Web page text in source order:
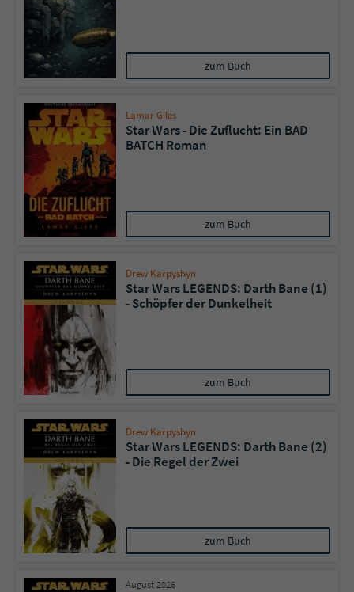
zum Buch
Lamar Giles
Star Wars - Die Zuflucht: Ein BAD
BATCH Roman
zum Buch
Drew Karpyshyn
Star Wars LEGENDS: Darth Bane (1)
- Schöpfer der Dunkelheit
zum Buch
Drew Karpyshyn
Star Wars LEGENDS: Darth Bane (2)
- Die Regel der Zwei
zum Buch
August 2026
Zweck